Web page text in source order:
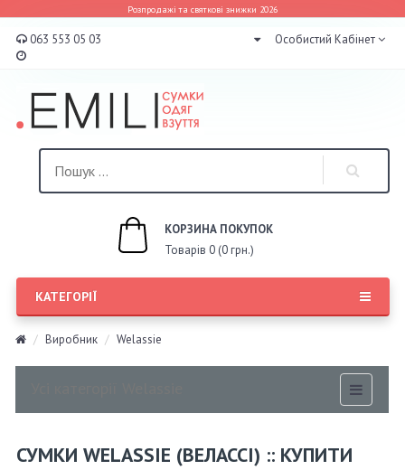
Розпродажі та святкові знижки 2026
063 553 05 03 Особистий Кабінет
КОРЗИНА ПОКУПОК
Товарів 0 (0 грн.)
КАТЕГОРІЇ
Виробник Welassie
СУМКИ WELASSIE (ВЕЛАССІ) :: КУПИТИ